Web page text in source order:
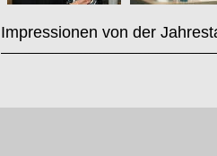
Impressionen von der